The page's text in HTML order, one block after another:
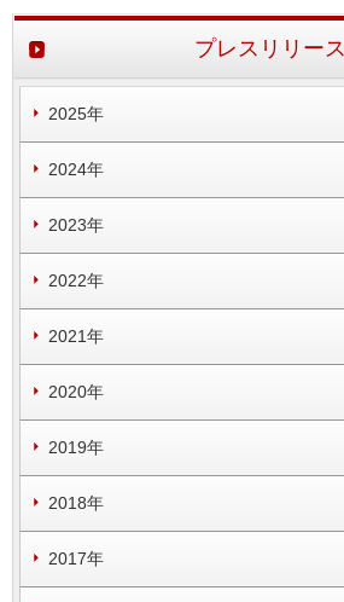
プレスリリース
2025年
2024年
2023年
2022年
2021年
2020年
2019年
2018年
2017年